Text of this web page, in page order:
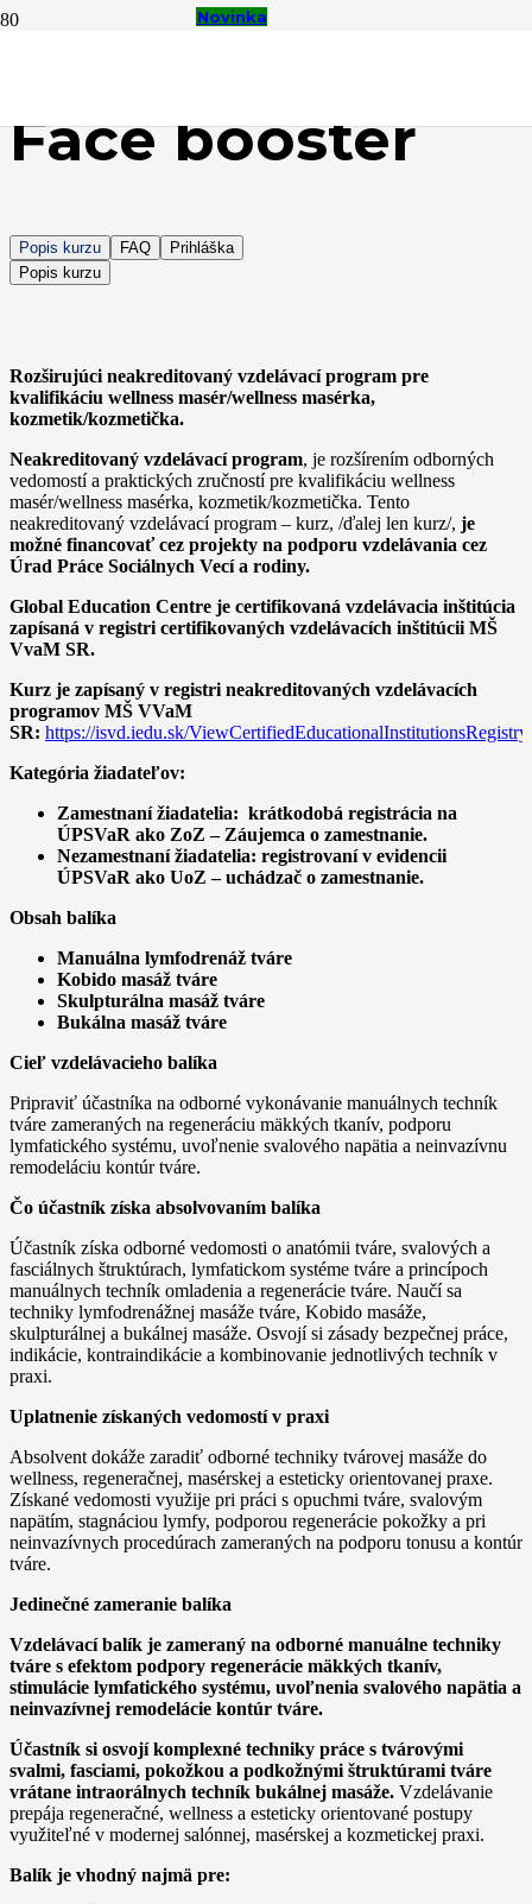
Face booster
Popis kurzu FAQ
Prihláška
Popis kurzu
Rozširujúci neakreditovaný vzdelávací program pre
kvalifikáciu wellness masér/wellness masérka,
kozmetik/kozmetička.
Neakreditovaný vzdelávací program, je rozšírením odborných
vedomostí a praktických zručností pre kvalifikáciu wellness
masér/wellness masérka, kozmetik/kozmetička. Tento
neakreditovaný vzdelávací program – kurz, /ďalej len kurz/, je
možné financovať cez projekty na podporu vzdelávania cez
Úrad Práce Sociálnych Vecí a rodiny.
Global Education Centre je certifikovaná vzdelávacia inštitúcia
zapísaná v registri certifikovaných vzdelávacích inštitúcii MŠ
VvaM SR.
Kurz je zapísaný v registri neakreditovaných vzdelávacích
programov MŠ VVaM
SR: https://isvd.iedu.sk/
Kategória žiadateľov:
Zamestnaní žiadatelia: krátkodobá registrácia na
ÚPSVaR ako ZoZ – Záujemca o zamestnanie.
Nezamestnaní žiadatelia: registrovaní v evidencii
ÚPSVaR ako UoZ – uchádzač o zamestnanie.
Obsah balíka
Manuálna lymfodrenáž tváre
Kobido masáž tváre
Skulpturálna masáž tváre
Bukálna masáž tváre
Cieľ vzdelávacieho balíka
Pripraviť účastníka na odborné vykonávanie manuálnych techník
tváre zameraných na regeneráciu mäkkých tkanív, podporu
lymfatického systému, uvoľnenie svalového napätia a neinvazívnu
remodeláciu kontúr tváre.
Čo účastník získa absolvovaním balíka
Účastník získa odborné vedomosti o anatómii tváre, svalových a
fasciálnych štruktúrach, lymfatickom systéme tváre a princípoch
manuálnych techník omladenia a regenerácie tváre. Naučí sa
techniky lymfodrenážnej masáže tváre, Kobido masáže,
skulpturálnej a bukálnej masáže. Osvojí si zásady bezpečnej práce,
indikácie, kontraindikácie a kombinovanie jednotlivých techník v
praxi.
Uplatnenie získaných vedomostí v praxi
Absolvent dokáže zaradiť odborné techniky tvárovej masáže do
wellness, regeneračnej, masérskej a esteticky orientovanej praxe.
Získané vedomosti využije pri práci s opuchmi tváre, svalovým
napätím, stagnáciou lymfy, podporou regenerácie pokožky a pri
neinvazívnych procedúrach zameraných na podporu tonusu a kontúr
tváre.
Jedinečné zameranie balíka
Vzdelávací balík je zameraný na odborné manuálne techniky
tváre s efektom podpory regenerácie mäkkých tkanív,
stimulácie lymfatického systému, uvoľnenia svalového napätia a
neinvazívnej remodelácie kontúr tváre.
Účastník si osvojí komplexné techniky práce s tvárovými
svalmi, fasciami, pokožkou a podkožnými štruktúrami tváre
vrátane intraorálnych techník bukálnej masáže. Vzdelávanie
prepája regeneračné, wellness a esteticky orientované postupy
využiteľné v modernej salónnej, masérskej a kozmetickej praxi.
Balík je vhodný najmä pre:
Horúce
Novinka
Horúce
Novinka
Novinka